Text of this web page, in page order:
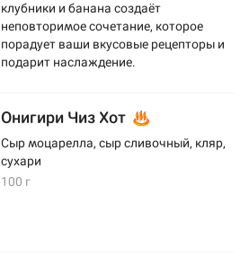
клубники и банана создаёт
неповторимое сочетание, которое
порадует ваши вкусовые рецепторы и
подарит наслаждение.
Онигири Чиз Хот
Сыр моцарелла, сыр сливочный, кляр,
сухари
100 г